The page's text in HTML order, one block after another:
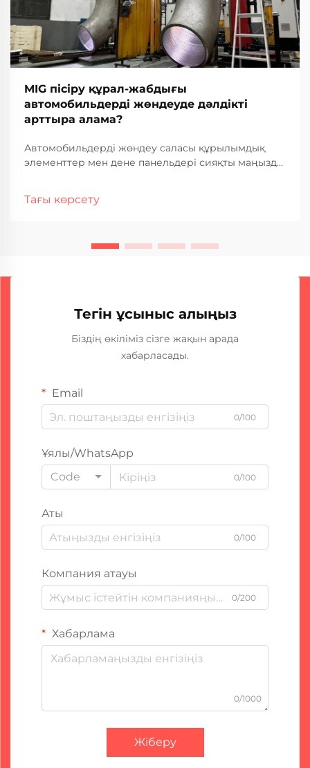
MIG пісіру құрал-жабдығы
автомобильдерді жөндеуде дәлдікті
арттыра алама?
Автомобильдерді жөндеу саласы құрылымдық
элементтер мен дене панельдері сияқты маңызды
цехтары осындай қатаң талаптарды сақтау үшін
Тағы көрсету
Тегін ұсыныс алыңыз
Біздің өкіліміз сізге жақын арада
хабарласады.
Email
0/100
Ұялы/WhatsApp
Code
0/100
Аты
0/100
Компания атауы
0/200
Хабарлама
0/1000
Жіберу